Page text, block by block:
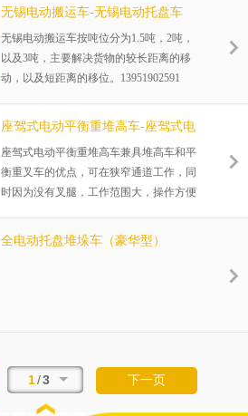
无锡电动搬运车-无锡电动托盘车
无锡电动搬运车按吨位分为1.5吨，2吨，
以及3吨，主要解决货物的较长距离的移
动，以及短距离的移位。13951902591
座驾式电动平衡重堆高车-座驾式电
动堆高车
座驾式电动平衡重堆高车兼具堆高车和平
衡重叉车的优点，可在狭窄通道工作，同
时因为没有叉腿，工作范围大，操作方便
全电动托盘堆垛车（豪华型）
1/3 下一页